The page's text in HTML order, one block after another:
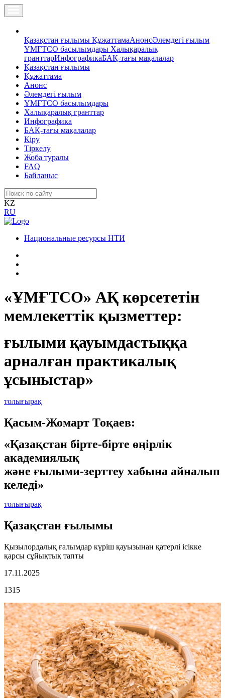
Қазақстан ғылымы ҚұжаттамаАнонсӘлемдегі ғылым
ҰМҒТСО басылымдары Халықаралық
гранттарИнфографикаБАҚ-тағы мақалалар
Қазақстан ғылымы
Құжаттама
Анонс
Әлемдегі ғылым
ҰМҒТСО басылымдары
Халықаралық гранттар
Инфографика
БАҚ-тағы мақалалар
Кіру
Тіркелу
Жоба туралы
FAQ
Байланыс
KZ
RU
Национальные ресурсы НТИ
«ҰМҒТСО» АҚ көрсететін
мемлекеттік қызметтер:
ғылыми қауымдастыққа
арналған практикалық
ұсыныстар»
толығырақ
Қасым-Жомарт Тоқаев:
«Қазақстан бірте-бірте өңірлік
академиялық
және ғылыми-зерттеу хабына айналып
келеді»
толығырақ
Қазақстан ғылымы
Қызылордалық ғалымдар күріш қауызынан қатерлі ісікке
қарсы сұйықтық тапты
17.11.2025
1315